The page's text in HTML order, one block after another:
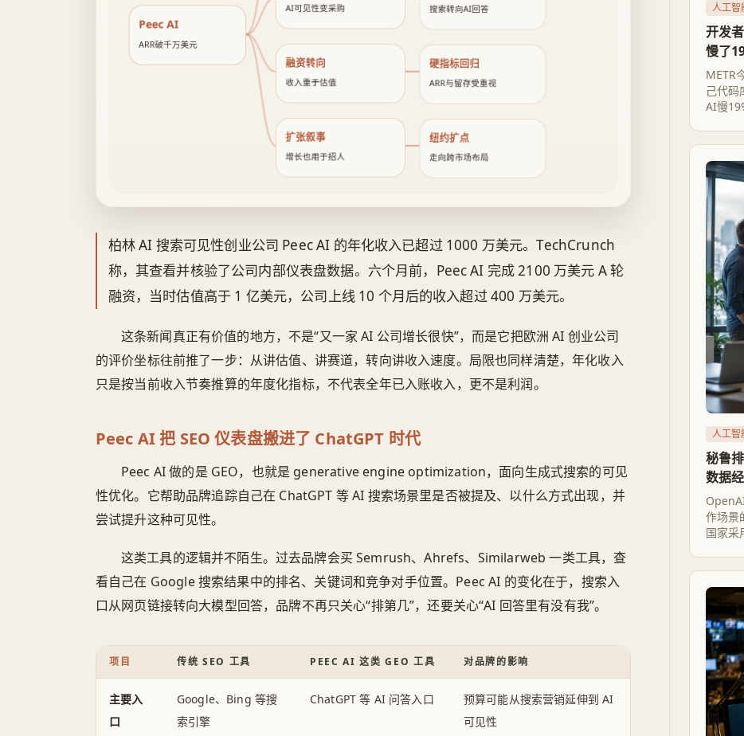
Peec AI
ARR破千万美元
AI可见性变采购 搜索转向AI回答
融资转向
收入重于估值
硬指标回归
ARR与留存受重视
扩张叙事
增长也用于招人
纽约扩点
走向跨市场布局
柏林 AI 搜索可见性创业公司 Peec AI 的年化收入已超过 1000 万美元。TechCrunch
称，其查看并核验了公司内部仪表盘数据。六个月前，Peec AI 完成 2100 万美元 A 轮
融资，当时估值高于 1 亿美元，公司上线 10 个月后的收入超过 400 万美元。
这条新闻真正有价值的地方，不是“又一家 AI 公司增长很快”，而是它把欧洲 AI 创业公司
的评价坐标往前推了一步：从讲估值、讲赛道，转向讲收入速度。局限也同样清楚，年化收入
只是按当前收入节奏推算的年度化指标，不代表全年已入账收入，更不是利润。
Peec AI 把 SEO 仪表盘搬进了 ChatGPT 时代
Peec AI 做的是 GEO，也就是 generative engine optimization，面向生成式搜索的可见
性优化。它帮助品牌追踪自己在 ChatGPT 等 AI 搜索场景里是否被提及、以什么方式出现，并
尝试提升这种可见性。
这类工具的逻辑并不陌生。过去品牌会买 Semrush、Ahrefs、Similarweb 一类工具，查
看自己在 Google 搜索结果中的排名、关键词和竞争对手位置。Peec AI 的变化在于，搜索入
口从网页链接转向大模型回答，品牌不再只关心“排第几”，还要关心“AI 回答里有没有我”。
项目 传统 SEO 工具 PEEC AI 这类 GEO 工具 对品牌的影响
主要入
口
Google、Bing 等搜
索引擎
ChatGPT 等 AI 问答入口
预算可能从搜索营销延伸到 AI
可见性
人工智
开发
慢了
METR
己代码
AI慢
人工智
秘鲁
数据
作场景
国家采
号。